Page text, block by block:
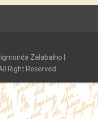
Zalabaiho |
Right Reserved